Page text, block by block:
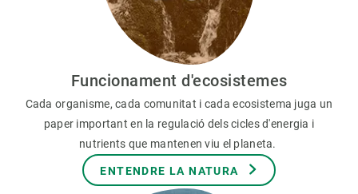
Funcionament d'ecosistemes
Cada organisme, cada comunitat i cada ecosistema juga un
paper important en la regulació dels cicles d'energia i
nutrients que mantenen viu el planeta.
ENTENDRE LA NATURA